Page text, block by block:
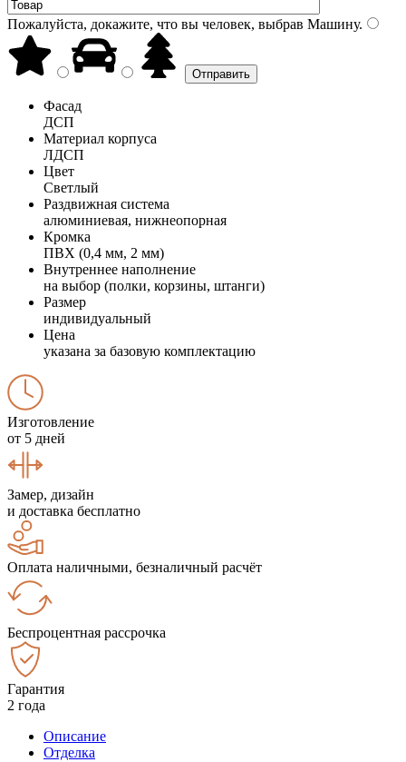
Пожалуйста, докажите, что вы человек, выбрав Машину.
Фасад
ДСП
Материал корпуса
ЛДСП
Цвет
Светлый
Раздвижная система
алюминиевая, нижнеопорная
Кромка
ПВХ (0,4 мм, 2 мм)
Внутреннее наполнение
на выбор (полки, корзины, штанги)
Размер
индивидуальный
Цена
указана за базовую комплектацию
Изготовление
от 5 дней
Замер, дизайн
и доставка бесплатно
Оплата наличными, безналичный расчёт
Беспроцентная рассрочка
Гарантия
2 года
Описание
Отделка